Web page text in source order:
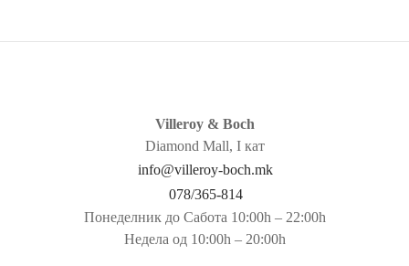
Villeroy & Boch
Diamond Mall, I кат
info@villeroy-boch.mk
078/365-814
Понеделник до Сабота 10:00h – 22:00h
Недела од 10:00h – 20:00h